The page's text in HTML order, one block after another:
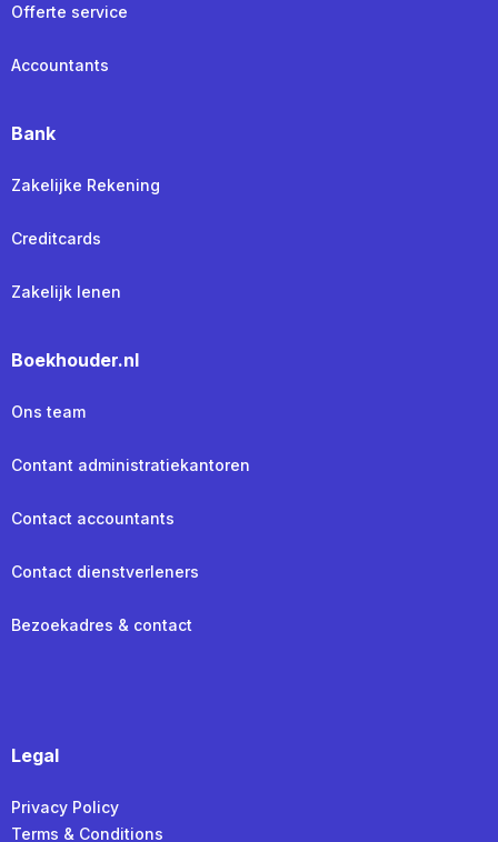
Offerte service
Accountants
Bank
Zakelijke Rekening
Creditcards
Zakelijk lenen
Boekhouder.nl
Ons team
Contant administratiekantoren
Contact accountants
Contact dienstverleners
Bezoekadres & contact
Legal
Privacy Policy
Terms & Conditions